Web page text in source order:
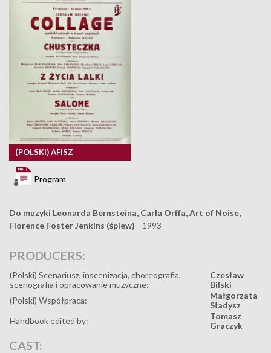
(POLSKI) AFISZ
Program
Do muzyki Leonarda Bernsteina, Carla Orffa, Art of Noise,
Florence Foster Jenkins (śpiew) 1993
PRODUCERS:
(Polski) Scenariusz, inscenizacja, choreografia,
scenografia i opracowanie muzyczne:
Czesław
Bilski
(Polski) Współpraca:
Małgorzata
Sładysz
Handbook edited by:
Tomasz
Graczyk
CAST: